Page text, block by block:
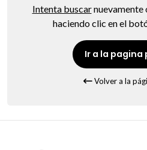
Intenta buscarnuevamente
haciendo clic en el
Ir a la pagina
Volver a la